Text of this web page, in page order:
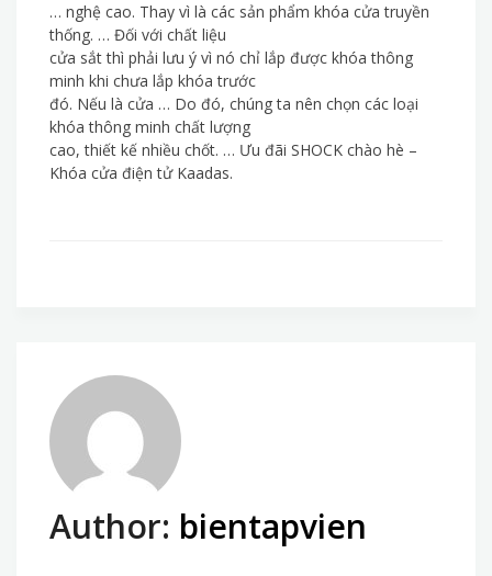
… nghệ cao. Thay vì là các sản phẩm khóa cửa truyền
thống. … Đối với chất liệu
cửa sắt thì phải lưu ý vì nó chỉ lắp được khóa thông
minh khi chưa lắp khóa trước
đó. Nếu là cửa … Do đó, chúng ta nên chọn các loại
khóa thông minh chất lượng
cao, thiết kế nhiều chốt. … Ưu đãi SHOCK chào hè –
Khóa cửa điện tử Kaadas.
Author: bientapvien